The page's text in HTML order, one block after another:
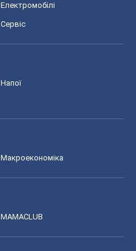
Електромобілі
Сервіс
Напої
Макроекономіка
MAMACLUB